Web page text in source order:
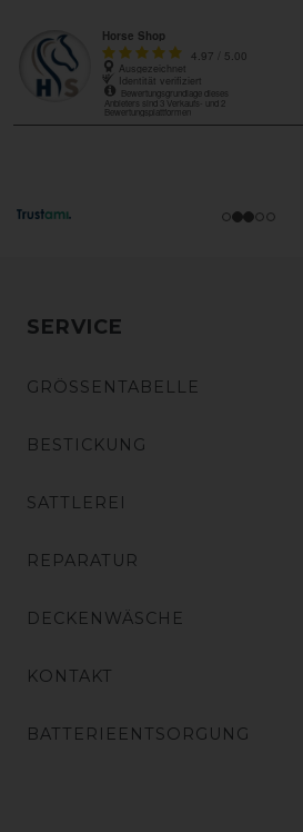
SERVICE
GRÖSSENTABELLE
BESTICKUNG
SATTLEREI
REPARATUR
DECKENWÄSCHE
KONTAKT
BATTERIEENTSORGUNG